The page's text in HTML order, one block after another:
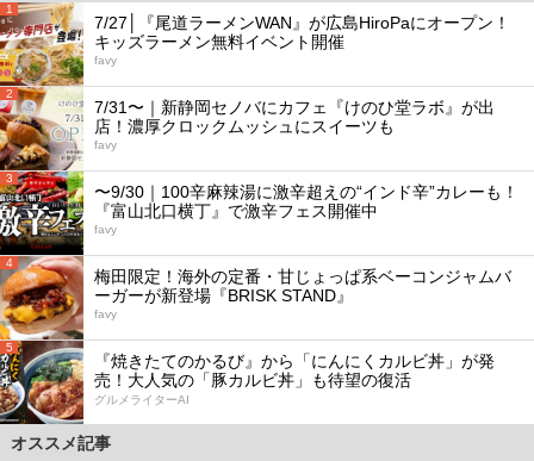
1
7/27│『尾道ラーメンWAN』が広島HiroPaにオープン！
キッズラーメン無料イベント開催
favy
2
7/31〜｜新静岡セノバにカフェ『けのひ堂ラボ』が出
店！濃厚クロックムッシュにスイーツも
favy
3
〜9/30｜100辛麻辣湯に激辛超えの“インド辛”カレーも！
『富山北口横丁』で激辛フェス開催中
favy
4
梅田限定！海外の定番・甘じょっぱ系ベーコンジャムバ
ーガーが新登場『BRISK STAND』
favy
5
『焼きたてのかるび』から「にんにくカルビ丼」が発
売！大人気の「豚カルビ丼」も待望の復活
グルメライターAI
オススメ記事